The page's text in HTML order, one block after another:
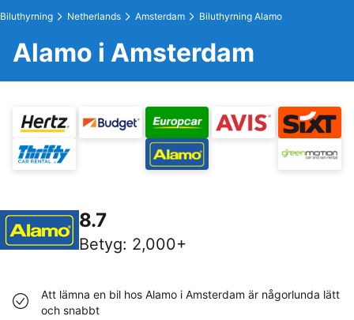
Biluthyrning Netherlands Amsterdam Biluthyrning Alamo
Alamo i Amsterdam
8.7
Betyg: 2,000+
Att lämna en bil hos Alamo i Amsterdam är någorlunda lätt
och snabbt